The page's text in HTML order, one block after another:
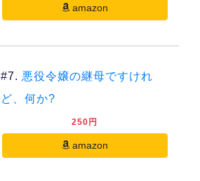
amazon
#7. 悪役令嬢の継母ですけれ
ど、何か?
250円
amazon